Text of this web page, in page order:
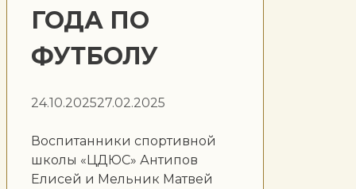
ГОДА ПО
ФУТБОЛУ
24.10.202527.02.2025
Воспитанники спортивной
школы «ЦДЮС» Антипов
Елисей и Мельник Матвей